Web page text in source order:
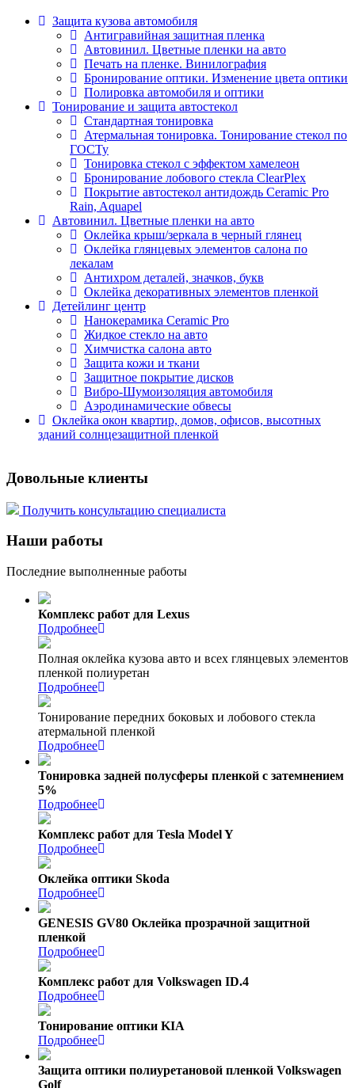
Защита кузова автомобиля
Антигравийная защитная пленка
Автовинил. Цветные пленки на авто
Печать на пленке. Винилография
Бронирование оптики. Изменение цвета оптики
Полировка автомобиля и оптики
Тонирование и защита автостекол
Стандартная тонировка
Атермальная тонировка. Тонирование стекол по
ГОСТу
Тонировка стекол с эффектом хамелеон
Бронирование лобового стекла ClearPlex
Покрытие автостекол антидождь Ceramic Pro
Rain, Aquapel
Автовинил. Цветные пленки на авто
Оклейка крыш/зеркала в черный глянец
Оклейка глянцевых элементов салона по
лекалам
Антихром деталей, значков, букв
Оклейка декоративных элементов пленкой
Детейлинг центр
Нанокерамика Ceramic Pro
Жидкое стекло на авто
Химчистка салона авто
Защита кожи и ткани
Защитное покрытие дисков
Вибро-Шумоизоляция автомобиля
Аэродинамические обвесы
Оклейка окон квартир, домов, офисов, высотных
зданий солнцезащитной пленкой
Довольные клиенты
Получить консультацию специалиста
Наши работы
Последние выполненные работы
Комплекс работ для Lexus
Подробнее
Полная оклейка кузова авто и всех глянцевых элементов
пленкой полиуретан
Подробнее
Тонирование передних боковых и лобового стекла
атермальной пленкой
Подробнее
Тонировка задней полусферы пленкой с затемнением
5%
Подробнее
Комплекс работ для Tesla Model Y
Подробнее
Оклейка оптики Skoda
Подробнее
GENESIS GV80 Оклейка прозрачной защитной
пленкой
Подробнее
Комплекс работ для Volkswagen ID.4
Подробнее
Тонирование оптики KIA
Подробнее
Защита оптики полиуретановой пленкой Volkswagen
Golf